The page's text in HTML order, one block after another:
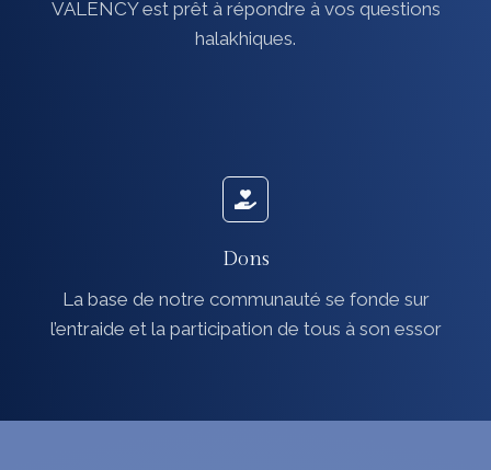
VALENCY est prêt à répondre à vos questions
halakhiques.
Dons
La base de notre communauté se fonde sur
l’entraide et la participation de tous à son essor